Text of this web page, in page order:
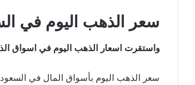
سعر الذهب اليوم في
واستقرت اسعار الذهب اليوم في اسواق
سعر الذهب اليوم بأسواق المال في